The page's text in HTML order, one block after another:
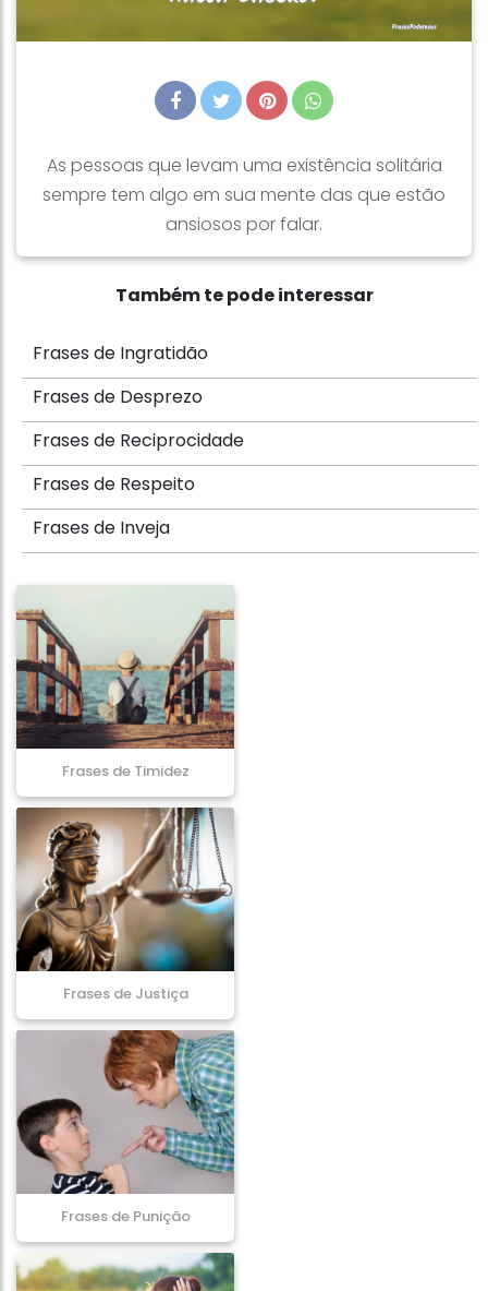
As pessoas que levam uma existência solitária
sempre tem algo em sua mente das que estão
ansiosos por falar.
Também te pode interessar
Frases de Ingratidão
Frases de Desprezo
Frases de Reciprocidade
Frases de Respeito
Frases de Inveja
Frases de Timidez
Frases de Justiça
Frases de Punição